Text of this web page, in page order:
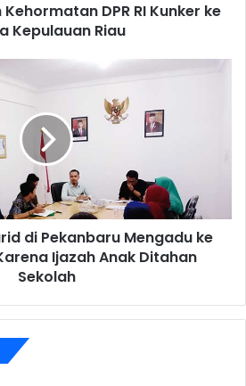
DPR RI Kunker ke
Kepulauan Riau
di Pekanbaru Mengadu ke
Ijazah Anak Ditahan
Sekolah